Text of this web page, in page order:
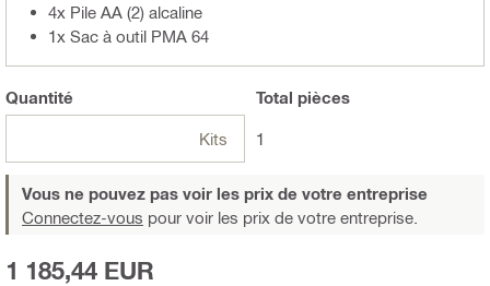
4x Pile AA (2) alcaline
1x Sac à outil PMA 64
Quantité
Kits
Total pièces
1
Vous ne pouvez pas voir les prix de votre entreprise
Connectez-vous pour voir les prix de votre entreprise.
1 185,44 EUR